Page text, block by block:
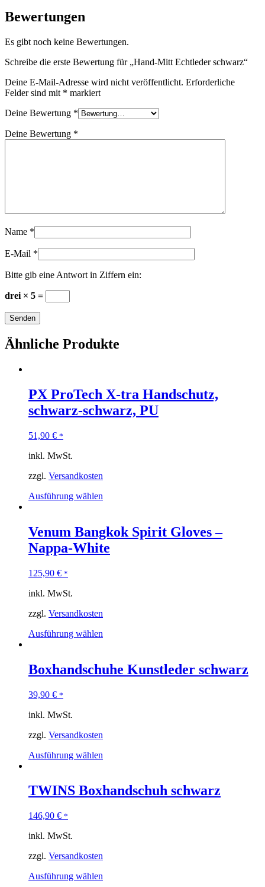
Bewertungen
Es gibt noch keine Bewertungen.
Schreibe die erste Bewertung für „Hand-Mitt Echtleder schwarz“
Deine E-Mail-Adresse wird nicht veröffentlicht. Erforderliche
Felder sind mit * markiert
Deine Bewertung *
Deine Bewertung *
Name *
E-Mail *
Bitte gib eine Antwort in Ziffern ein:
drei × 5 =
Ähnliche Produkte
PX ProTech X-tra Handschutz,
schwarz-schwarz, PU
51,90 € *
inkl. MwSt.
zzgl. Versandkosten
Ausführung wählen
Venum Bangkok Spirit Gloves –
Nappa-White
125,90 € *
inkl. MwSt.
zzgl. Versandkosten
Ausführung wählen
Boxhandschuhe Kunstleder schwarz
39,90 € *
inkl. MwSt.
zzgl. Versandkosten
Ausführung wählen
TWINS Boxhandschuh schwarz
146,90 € *
inkl. MwSt.
zzgl. Versandkosten
Ausführung wählen